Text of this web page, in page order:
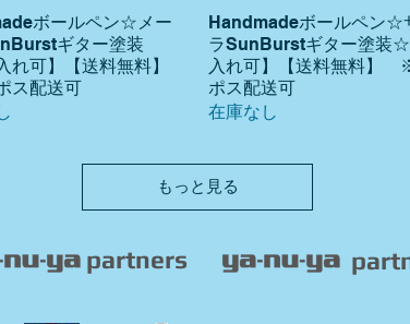
クイックビュー
ボールペン☆メー
ギター塗装
れ可】【送料無料】
ス配送可
クイックビュー
Handmadeボールペン☆
ラSunBurstギター塗装☆
入れ可】【送料無料】
ポス配送可
在庫なし
もっと見る
partners